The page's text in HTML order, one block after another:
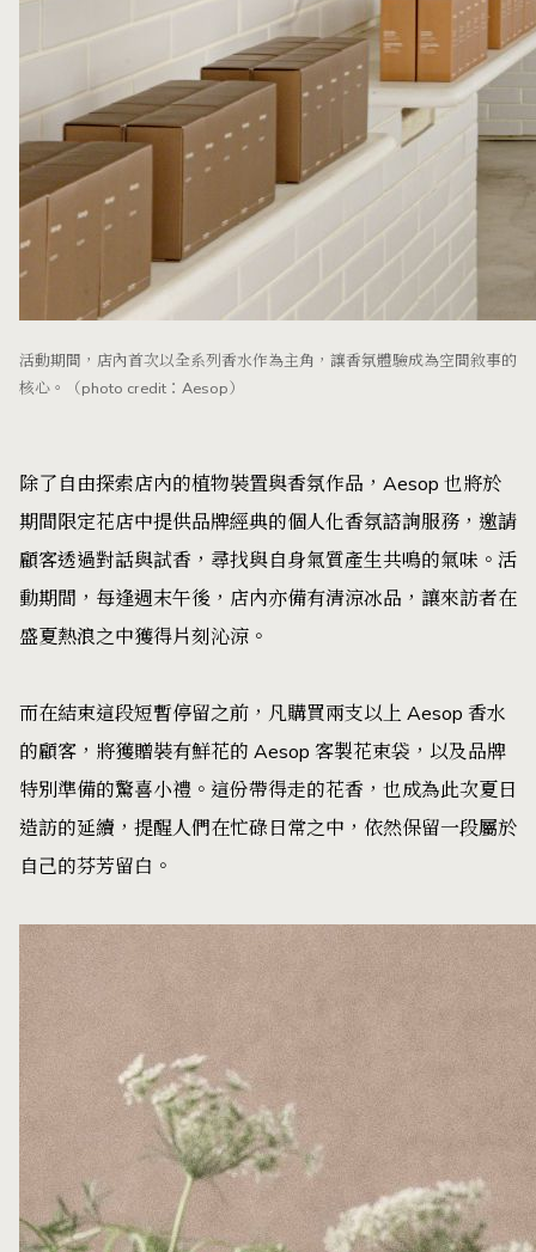
活動期間，店內首次以全系列香水作為主角，讓香氛體驗成為空間敘事的
核心。（photo credit：Aesop）
除了自由探索店內的植物裝置與香氛作品，Aesop 也將於
期間限定花店中提供品牌經典的個人化香氛諮詢服務，邀請
顧客透過對話與試香，尋找與自身氣質產生共鳴的氣味。活
動期間，每逢週末午後，店內亦備有清涼冰品，讓來訪者在
盛夏熱浪之中獲得片刻沁涼。
而在結束這段短暫停留之前，凡購買兩支以上 Aesop 香水
的顧客，將獲贈裝有鮮花的 Aesop 客製花束袋，以及品牌
特別準備的驚喜小禮。這份帶得走的花香，也成為此次夏日
造訪的延續，提醒人們在忙碌日常之中，依然保留一段屬於
自己的芬芳留白。